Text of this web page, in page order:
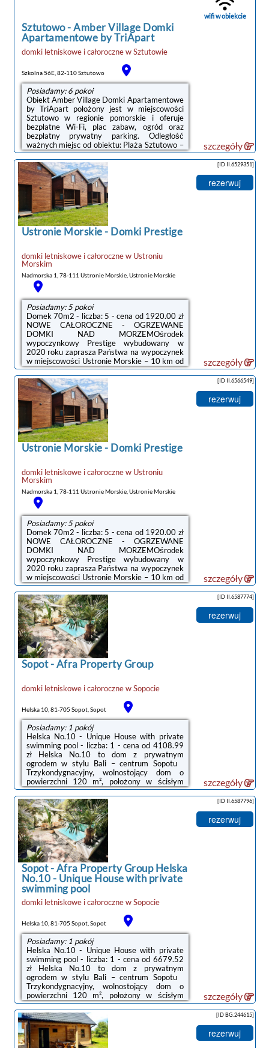
Sztutowo-Amber Village Domki
Apartamentowe by TriApart
domki letniskowe i całorocznewSztutowie
Szkolna 56E, 82-110 Sztutowo
Posiadamy: 6 pokoi
Obiekt Amber Village Domki Apartamentowe
by TriApart położony jest w miejscowości
Sztutowo w regionie pomorskie i oferuje
bezpłatne Wi-Fi, plac zabaw, ogród oraz
bezpłatny prywatny parking. Odległość
ważnych miejsc od obiektu: Plaża Sztutowo –
2,8 km.Wyposażenie wszystkich opcji
zakwaterowania obejmuje klimatyzację i
telewizor z płaskim ekranem. Do dyspozycji
Gości jest też taras oraz prywatna łazienka z
prysznicem. Do dyspozycji Gości jest aneks
kuchenny z pełnym wyposażeniem, w tym
mikrofalówką i ekspresem do kawy.Odległość
ważnych miejsc od obiektu: Kanał Elbląski ...
wifi w obiekcie
szczegóły
Ustronie Morskie- Domki Prestige
domki letniskowe i całorocznew Ustroniu
Morskim
Nadmorska 1, 78-111 Ustronie Morskie, Ustronie Morskie
Posiadamy: 5 pokoi
Domek 70m2 - liczba: 5 - cena od 1920.00 zł
NOWE CAŁOROCZNE - OGRZEWANE
DOMKI NAD MORZEMOśrodek
wypoczynkowy Prestige wybudowany w
2020 roku zaprasza Państwa na wypoczynek
w miejscowości Ustronie Morskie – 10 km od
Kołobrzegu. Zaledwie 8 minut, 500 metrów
spacerem wystarczy, by znaleźć się na
szerokiej, piaszczystej plaży, otoczonej
pasmem nadmorskich wydm, porośniętych
głównie sosną zwyczajną i sosną czarną.
Wzdłuż linii morskiego brzegu ciągnie się
promenada leśna idealna na wycieczki piesze
i rowerowe. Do centrum Ustronia Morskiego
z naszego ośrodka dojdziecie Państwo ...
[ID II.6529351]
rezerwuj
szczegóły
Ustronie Morskie- Domki Prestige
domki letniskowe i całorocznew Ustroniu
Morskim
Nadmorska 1, 78-111 Ustronie Morskie, Ustronie Morskie
Posiadamy: 5 pokoi
Domek 70m2 - liczba: 5 - cena od 1920.00 zł
NOWE CAŁOROCZNE - OGRZEWANE
DOMKI NAD MORZEMOśrodek
wypoczynkowy Prestige wybudowany w
2020 roku zaprasza Państwa na wypoczynek
w miejscowości Ustronie Morskie – 10 km od
Kołobrzegu. Zaledwie 8 minut, 500 metrów
spacerem wystarczy, by znaleźć się na
szerokiej, piaszczystej plaży, otoczonej
pasmem nadmorskich wydm, porośniętych
głównie sosną zwyczajną i sosną czarną.
Wzdłuż linii morskiego brzegu ciągnie się
promenada leśna idealna na wycieczki piesze
i rowerowe. Do centrum Ustronia Morskiego
z naszego ośrodka dojdziecie Państwo ...
[ID II.6566549]
rezerwuj
szczegóły
Sopot-Afra Property Group
domki letniskowe i całorocznewSopocie
Helska 10, 81-705 Sopot, Sopot
Posiadamy: 1 pokój
Helska No.10 - Unique House with private
swimming pool - liczba: 1 - cena od 4108.99
zł Helska No.10 to dom z prywatnym
ogrodem w stylu Bali – centrum Sopotu
Trzykondygnacyjny, wolnostojący dom o
powierzchni 120 m², położony w ścisłym
centrum Sopotu przy ul. Helskiej 10.Zaledwie
kilka minut spacerem dzieli nieruchomość od
plaży oraz deptaka Bohaterów Monte
Cassino, a jednocześnie ulica pozostaje
spokojna i kameralna. To miejsce dla osób,
które szukają prywatności, harmonii i
komfortu — bez atmosfery hotelu i bez
imprezowego charakteru kurortu. Układ i
przestrzeń Dom ...
[ID II.6587774]
rezerwuj
szczegóły
Sopot-Afra Property Group Helska
No.10 - Unique House with private
swimming pool
domki letniskowe i całorocznewSopocie
Helska 10, 81-705 Sopot, Sopot
Posiadamy: 1 pokój
Helska No.10 - Unique House with private
swimming pool - liczba: 1 - cena od 6679.52
zł Helska No.10 to dom z prywatnym
ogrodem w stylu Bali – centrum Sopotu
Trzykondygnacyjny, wolnostojący dom o
powierzchni 120 m², położony w ścisłym
centrum Sopotu przy ul. Helskiej 10.Zaledwie
kilka minut spacerem dzieli nieruchomość od
plaży oraz deptaka Bohaterów Monte
Cassino, a jednocześnie ulica pozostaje
spokojna i kameralna. To miejsce dla osób,
[ID II.6587796]
rezerwuj
szczegóły
[ID BG.244615]
rezerwuj